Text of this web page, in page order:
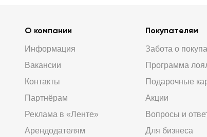
О компании
Информация
Вакансии
Контакты
Партнёрам
Реклама в «Ленте»
Арендодателям
Покупателям
Забота о
Программа
Подарочные
Акции
Вопросы и
Для бизнеса